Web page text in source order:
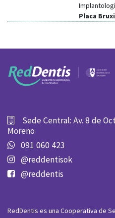
Placa
Sede Central: Av. 8 de
Moreno
091 060 423
@reddentisok
@reddentis
RedDentis es una Cooperativa de